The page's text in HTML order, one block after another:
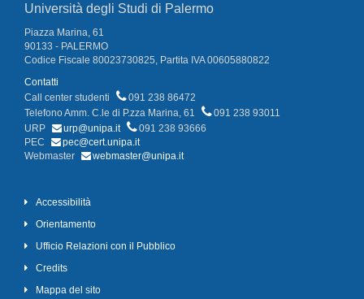
Università degli Studi di Palermo
Piazza Marina, 61
90133 - PALERMO
Codice Fiscale 80023730825, Partita IVA 00605880822
Contatti
Call center studenti
091 238 86472
Telefono Amm. C.le di P.zza Marina, 61
091 238 93011
URP
urp@unipa.it
091 238 93666
PEC
pec@cert.unipa.it
Webmaster
webmaster@unipa.it
Accessibilità
Orientamento
Ufficio Relazioni con il Pubblico
Credits
Mappa del sito